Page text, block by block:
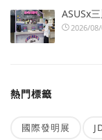
ASUSx
2026/
熱門標籤
國際發明展